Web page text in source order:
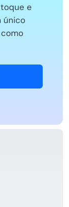
e
único